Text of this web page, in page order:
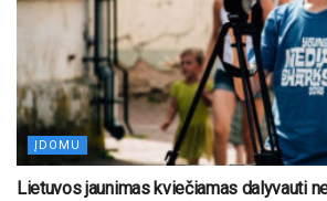
ĮDOMU
Lietuvos jaunimas kviečiamas dalyvauti